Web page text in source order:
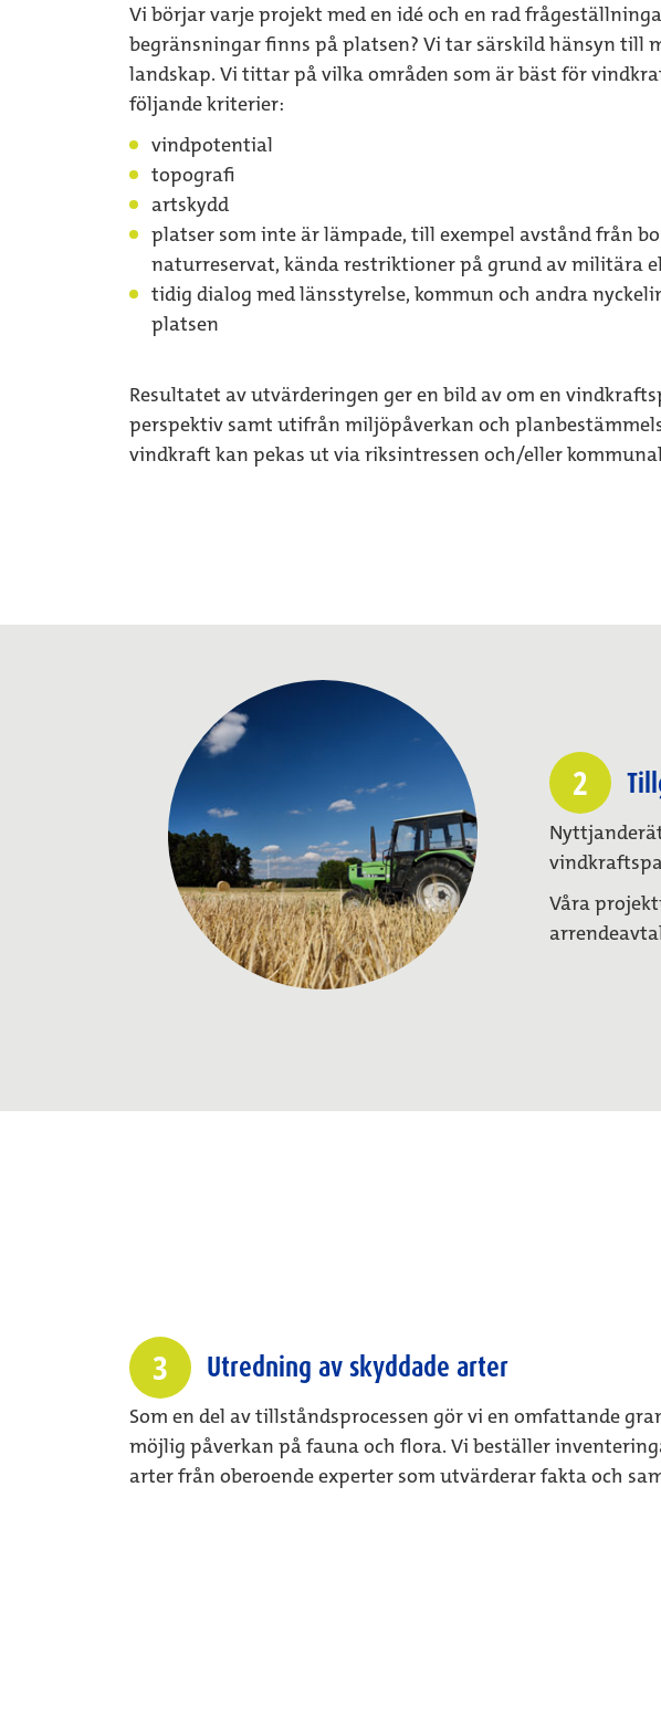
Vi börjar varje projekt med en idé och en rad
begränsningar finns på platsen? Vi tar särskild hänsyn till
landskap. Vi tittar på vilka områden som är bäst för
följande kriterier:
vindpotential
topografi
artskydd
platser som inte är lämpade, till exempel avstånd från
naturreservat, kända restriktioner på grund av militära
tidig dialog med länsstyrelse, kommun och andra
platsen
Resultatet av utvärderingen ger en bild av om en
perspektiv samt utifrån miljöpåverkan och
vindkraft kan pekas ut via riksintressen och/eller
2
Våra
3 Utredning av skyddade arter
Som en del av tillståndsprocessen gör vi en omfattande
möjlig påverkan på fauna och flora. Vi beställer
arter från oberoende experter som utvärderar fakta och